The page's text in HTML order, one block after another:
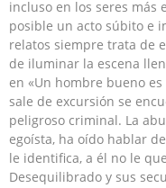
incluso en los seres más
posible un acto súbito e
relatos siempre trata de
de iluminar la escena
en «Un hombre bueno
sale de excursión se
peligroso criminal. La
egoísta, ha oído hablar
le identifica, a él no le
Desequilibrado y sus